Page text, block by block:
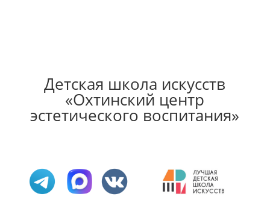
Детская школа искусств
«Охтинский центр
эстетического воспитания»